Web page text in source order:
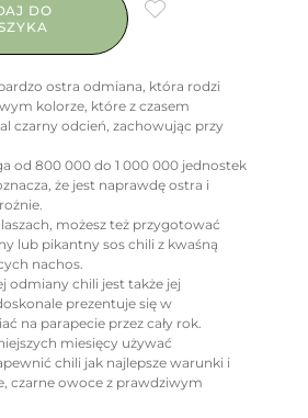
DO
ostra odmiana, która rodzi
kolorze, które z czasem
czarny odcień, zachowując przy
od 800 000 do 1 000 000 jednostek
że jest naprawdę ostra i
możesz też przygotować
lub pikantny sos chili z kwaśną
nachos.
odmiany chili jest także jej
prezentuje się w
na parapecie przez cały rok.
miesięcy używać
chili jak najlepsze warunki i
czarne owoce z prawdziwym